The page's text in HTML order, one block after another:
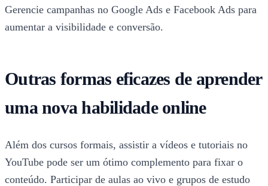
Gerencie campanhas no Google Ads e Facebook Ads para
aumentar a visibilidade e conversão.
Outras formas eficazes de aprender
uma nova habilidade online
Além dos cursos formais, assistir a vídeos e tutoriais no
YouTube pode ser um ótimo complemento para fixar o
conteúdo. Participar de aulas ao vivo e grupos de estudo